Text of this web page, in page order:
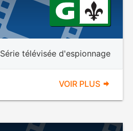
Série télévisée d'espionnage
VOIR PLUS